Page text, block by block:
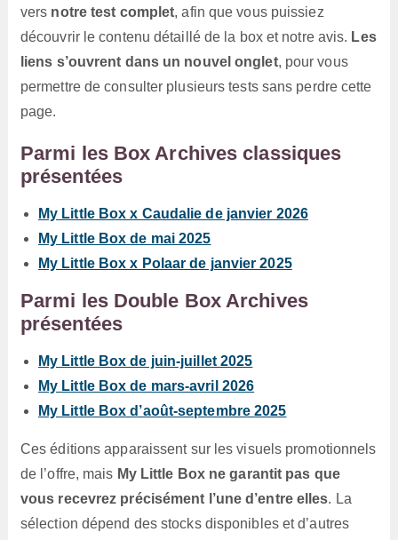
vers notre test complet, afin que vous puissiez
découvrir le contenu détaillé de la box et notre avis. Les
liens s’ouvrent dans un nouvel onglet, pour vous
permettre de consulter plusieurs tests sans perdre cette
page.
Parmi les Box Archives classiques
présentées
My Little Box x Caudalie de janvier 2026
My Little Box de mai 2025
My Little Box x Polaar de janvier 2025
Parmi les Double Box Archives
présentées
My Little Box de juin-juillet 2025
My Little Box de mars-avril 2026
My Little Box d’août-septembre 2025
Ces éditions apparaissent sur les visuels promotionnels
de l’offre, mais My Little Box ne garantit pas que
vous recevrez précisément l’une d’entre elles. La
sélection dépend des stocks disponibles et d’autres